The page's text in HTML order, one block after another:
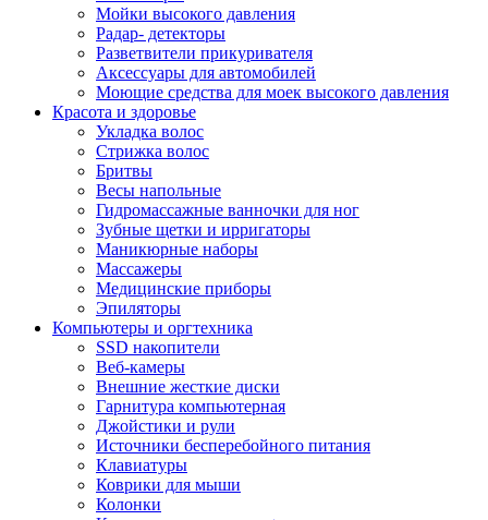
Мойки высокого давления
Радар- детекторы
Разветвители прикуривателя
Аксессуары для автомобилей
Моющие средства для моек высокого давления
Красота и здоровье
Укладка волос
Стрижка волос
Бритвы
Весы напольные
Гидромассажные ванночки для ног
Зубные щетки и ирригаторы
Маникюрные наборы
Массажеры
Медицинские приборы
Эпиляторы
Компьютеры и оргтехника
SSD накопители
Веб-камеры
Внешние жесткие диски
Гарнитура компьютерная
Джойстики и рули
Источники бесперебойного питания
Клавиатуры
Коврики для мыши
Колонки